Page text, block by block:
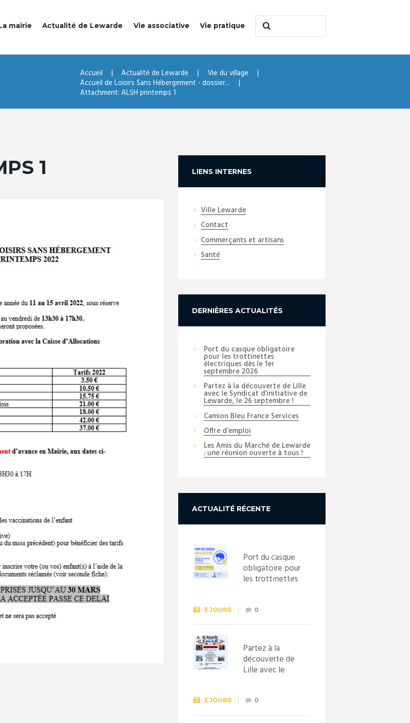
mairie Actualité de Lewarde Vie associative Vie pratique
Accueil Actualité de Lewarde
Vie du village
Accueil de Loisirs Sans Hébergement - dossier...
Attachment: ALSH printemps 1
1
Next item
ALSH-printemps-2
LIENS INTERNES
Ville Lewarde
Contact
Commerçants et artisans
Santé
DERNIÈRES ACTUALITÉS
Port du casque obligatoire
pour les trottinettes
électriques dès le 1er
septembre 2026
Partez à la découverte de Lille
avec le Syndicat d’initiative de
Lewarde, le 26 septembre !
Camion Bleu France Services
Offre d’emploi
Les Amis du Marché de Lewarde
: une réunion ouverte à tous !
ACTUALITÉ RÉCENTE
Port du casque
obligatoire pour
les trottinettes
septembre
2026
3 JOURS 0
Partez à la
découverte de
Lille avec le
Lewarde, le 26
septembre !
3 JOURS 0